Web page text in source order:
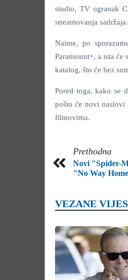
studio, TV ogranak
streamovanja sadržaja.
Naime, po
Paramount+, a ista će
katalog, što će bez
Pored toga, kako se
pošto će novi naslovi
filmovima.
Prethodna
Novi "Spider-
"No Way
VEZANE